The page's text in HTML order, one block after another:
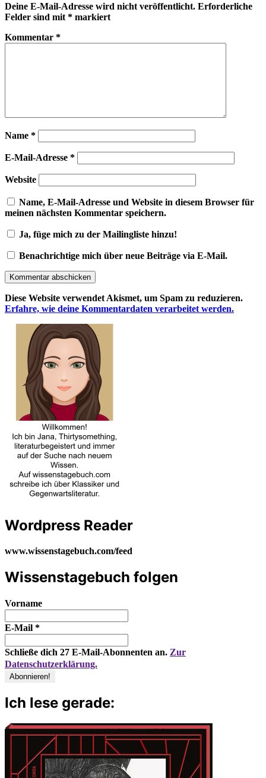
Deine E-Mail-Adresse wird nicht veröffentlicht. Erforderliche
Felder sind mit * markiert
Kommentar *
Name *
E-Mail-Adresse *
Website
Name, E-Mail-Adresse und Website in diesem Browser für
meinen nächsten Kommentar speichern.
Ja, füge mich zu der Mailingliste hinzu!
Benachrichtige mich über neue Beiträge via E-Mail.
Kommentar abschicken
Diese Website verwendet Akismet, um Spam zu reduzieren.
Erfahre, wie deine Kommentardaten verarbeitet werden.
Wordpress Reader
www.wissenstagebuch.com/feed
Wissenstagebuch folgen
Vorname
E-Mail *
Schließe dich 27 E-Mail-Abonnenten an. Zur
Datenschutzerklärung.
Ich lese gerade: